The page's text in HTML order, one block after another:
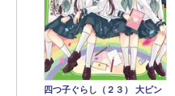
四つ子ぐらし（２３） 大ピン